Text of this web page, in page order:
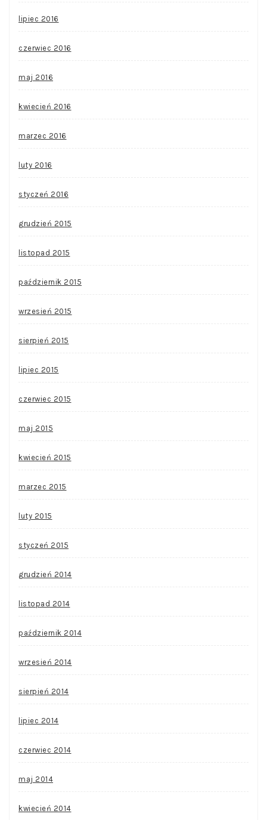
lipiec 2016
czerwiec 2016
maj 2016
kwiecień 2016
marzec 2016
luty 2016
styczeń 2016
grudzień 2015
listopad 2015
październik 2015
wrzesień 2015
sierpień 2015
lipiec 2015
czerwiec 2015
maj 2015
kwiecień 2015
marzec 2015
luty 2015
styczeń 2015
grudzień 2014
listopad 2014
październik 2014
wrzesień 2014
sierpień 2014
lipiec 2014
czerwiec 2014
maj 2014
kwiecień 2014